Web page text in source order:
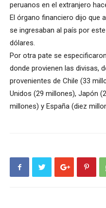
peruanos en el extranjero
El órgano financiero dijo que
se ingresaban al país por
dólares.
Por otra pate se
donde provienen las divisas,
provenientes de Chile (33
Unidos (29 millones), Japón
millones) y España (diez